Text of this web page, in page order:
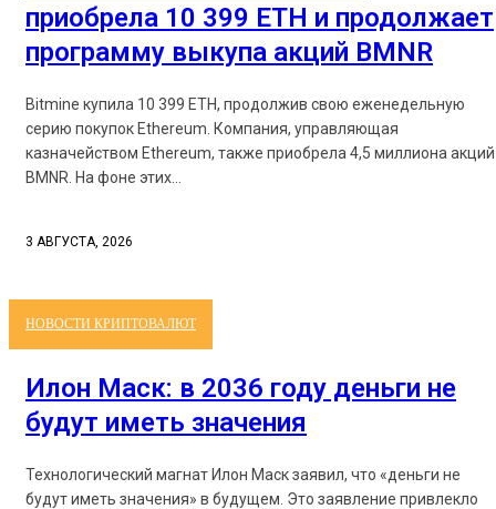
приобрела 10 399 ETH и продолжает
программу выкупа акций BMNR
Bitmine купила 10 399 ETH, продолжив свою еженедельную
серию покупок Ethereum. Компания, управляющая
казначейством Ethereum, также приобрела 4,5 миллиона акций
BMNR. На фоне этих...
3 АВГУСТА, 2026
НОВОСТИ КРИПТОВАЛЮТ
Илон Маск: в 2036 году деньги не
будут иметь значения
Технологический магнат Илон Маск заявил, что «деньги не
будут иметь значения» в будущем. Это заявление привлекло